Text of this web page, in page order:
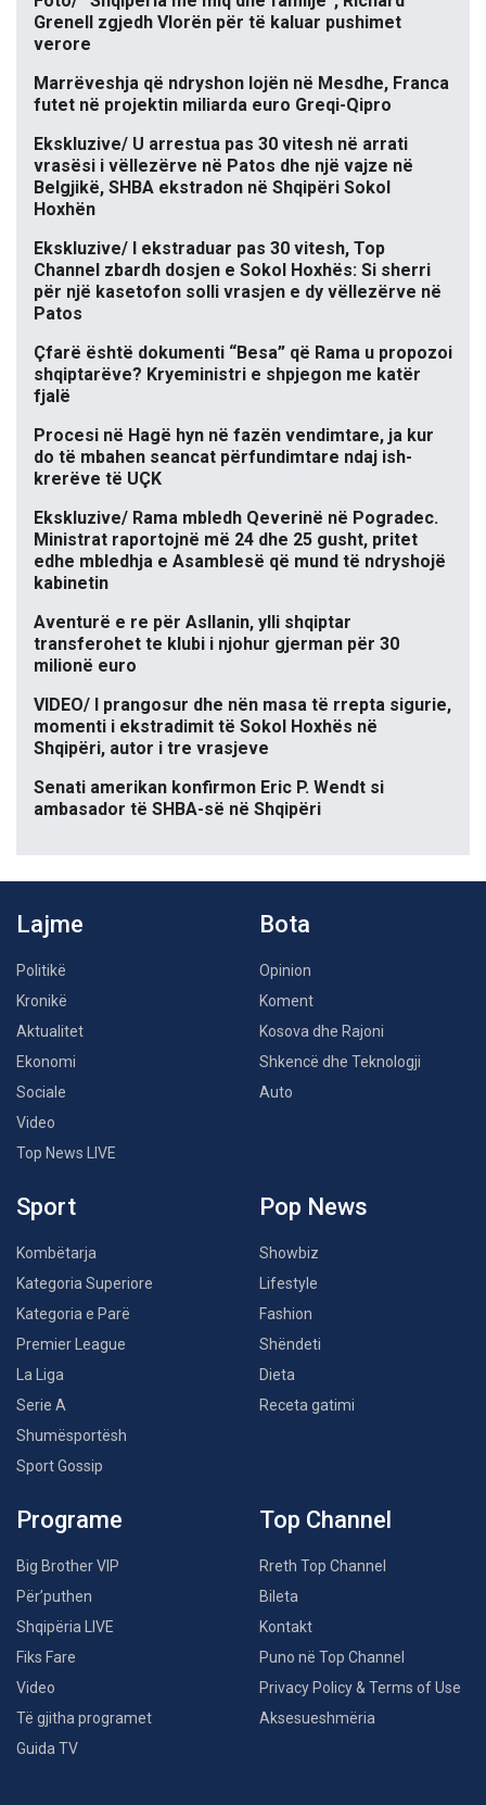
Grenell zgjedh Vlorën për të kaluar pushimet
verore
Marrëveshja që ndryshon lojën në Mesdhe, Franca
futet në projektin miliarda euro Greqi-Qipro
Ekskluzive/ U arrestua pas 30 vitesh në arrati
vrasësi i vëllezërve në Patos dhe një vajze në
Belgjikë, SHBA ekstradon në Shqipëri Sokol
Hoxhën
Ekskluzive/ I ekstraduar pas 30 vitesh, Top
Channel zbardh dosjen e Sokol Hoxhës: Si sherri
për një kasetofon solli vrasjen e dy vëllezërve në
Patos
Çfarë është dokumenti “Besa” që Rama u propozoi
shqiptarëve? Kryeministri e shpjegon me katër
fjalë
Procesi në Hagë hyn në fazën vendimtare, ja kur
do të mbahen seancat përfundimtare ndaj ish-
krerëve të UÇK
Ekskluzive/ Rama mbledh Qeverinë në Pogradec.
Ministrat raportojnë më 24 dhe 25 gusht, pritet
edhe mbledhja e Asamblesë që mund të ndryshojë
kabinetin
Aventurë e re për Asllanin, ylli shqiptar
transferohet te klubi i njohur gjerman për 30
milionë euro
VIDEO/ I prangosur dhe nën masa të rrepta sigurie,
momenti i ekstradimit të Sokol Hoxhës në
Shqipëri, autor i tre vrasjeve
Senati amerikan konfirmon Eric P. Wendt si
ambasador të SHBA-së në Shqipëri
Lajme
Politikë
Kronikë
Aktualitet
Ekonomi
Sociale
Video
Top News LIVE
Bota
Opinion
Koment
Kosova dhe Rajoni
Shkencë dhe Teknologji
Auto
Sport
Kombëtarja
Kategoria Superiore
Kategoria e Parë
Premier League
La Liga
Serie A
Shumësportësh
Sport Gossip
Pop News
Showbiz
Lifestyle
Fashion
Shëndeti
Dieta
Receta gatimi
Programe
Big Brother VIP
Për’puthen
Shqipëria LIVE
Fiks Fare
Video
Të gjitha programet
Guida TV
Top Channel
Rreth Top Channel
Bileta
Kontakt
Puno në Top Channel
Privacy Policy & Terms of Use
Aksesueshmëria